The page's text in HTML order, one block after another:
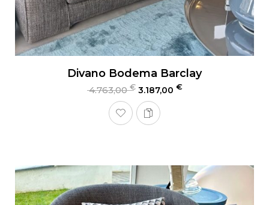
Divano Bodema Barclay
4.763,00€ 3.187,00 €